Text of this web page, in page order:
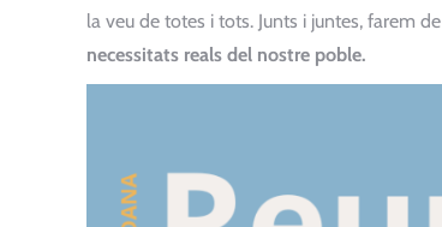
la veu de totes i tots. Junts i juntes, farem de
necessitats reals del nostre poble.